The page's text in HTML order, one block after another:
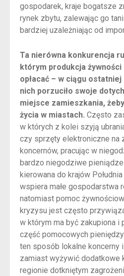
gospodarek, kraje bogatsze
rynek zbytu, zalewając go
bardziej uzależniając od
Ta nierówna konkurencja
którym produkcja
opłacać – w ciągu
nich porzuciło swoje
miejsce zamieszkania,
życia w miastach. Często
w których z kolei szyją
czy sprzęty elektroniczne na
koncernów, pracując w
bardzo niegodziwe
kierowana do krajów
wspiera małe gospodarstwa
natomiast pomoc
kryzysu jest często
w którym ma być zakupiona i
część pomocowych
ten sposób lokalne koncerny
zamiast wyżywić dodatkowe
regionie dotkniętym